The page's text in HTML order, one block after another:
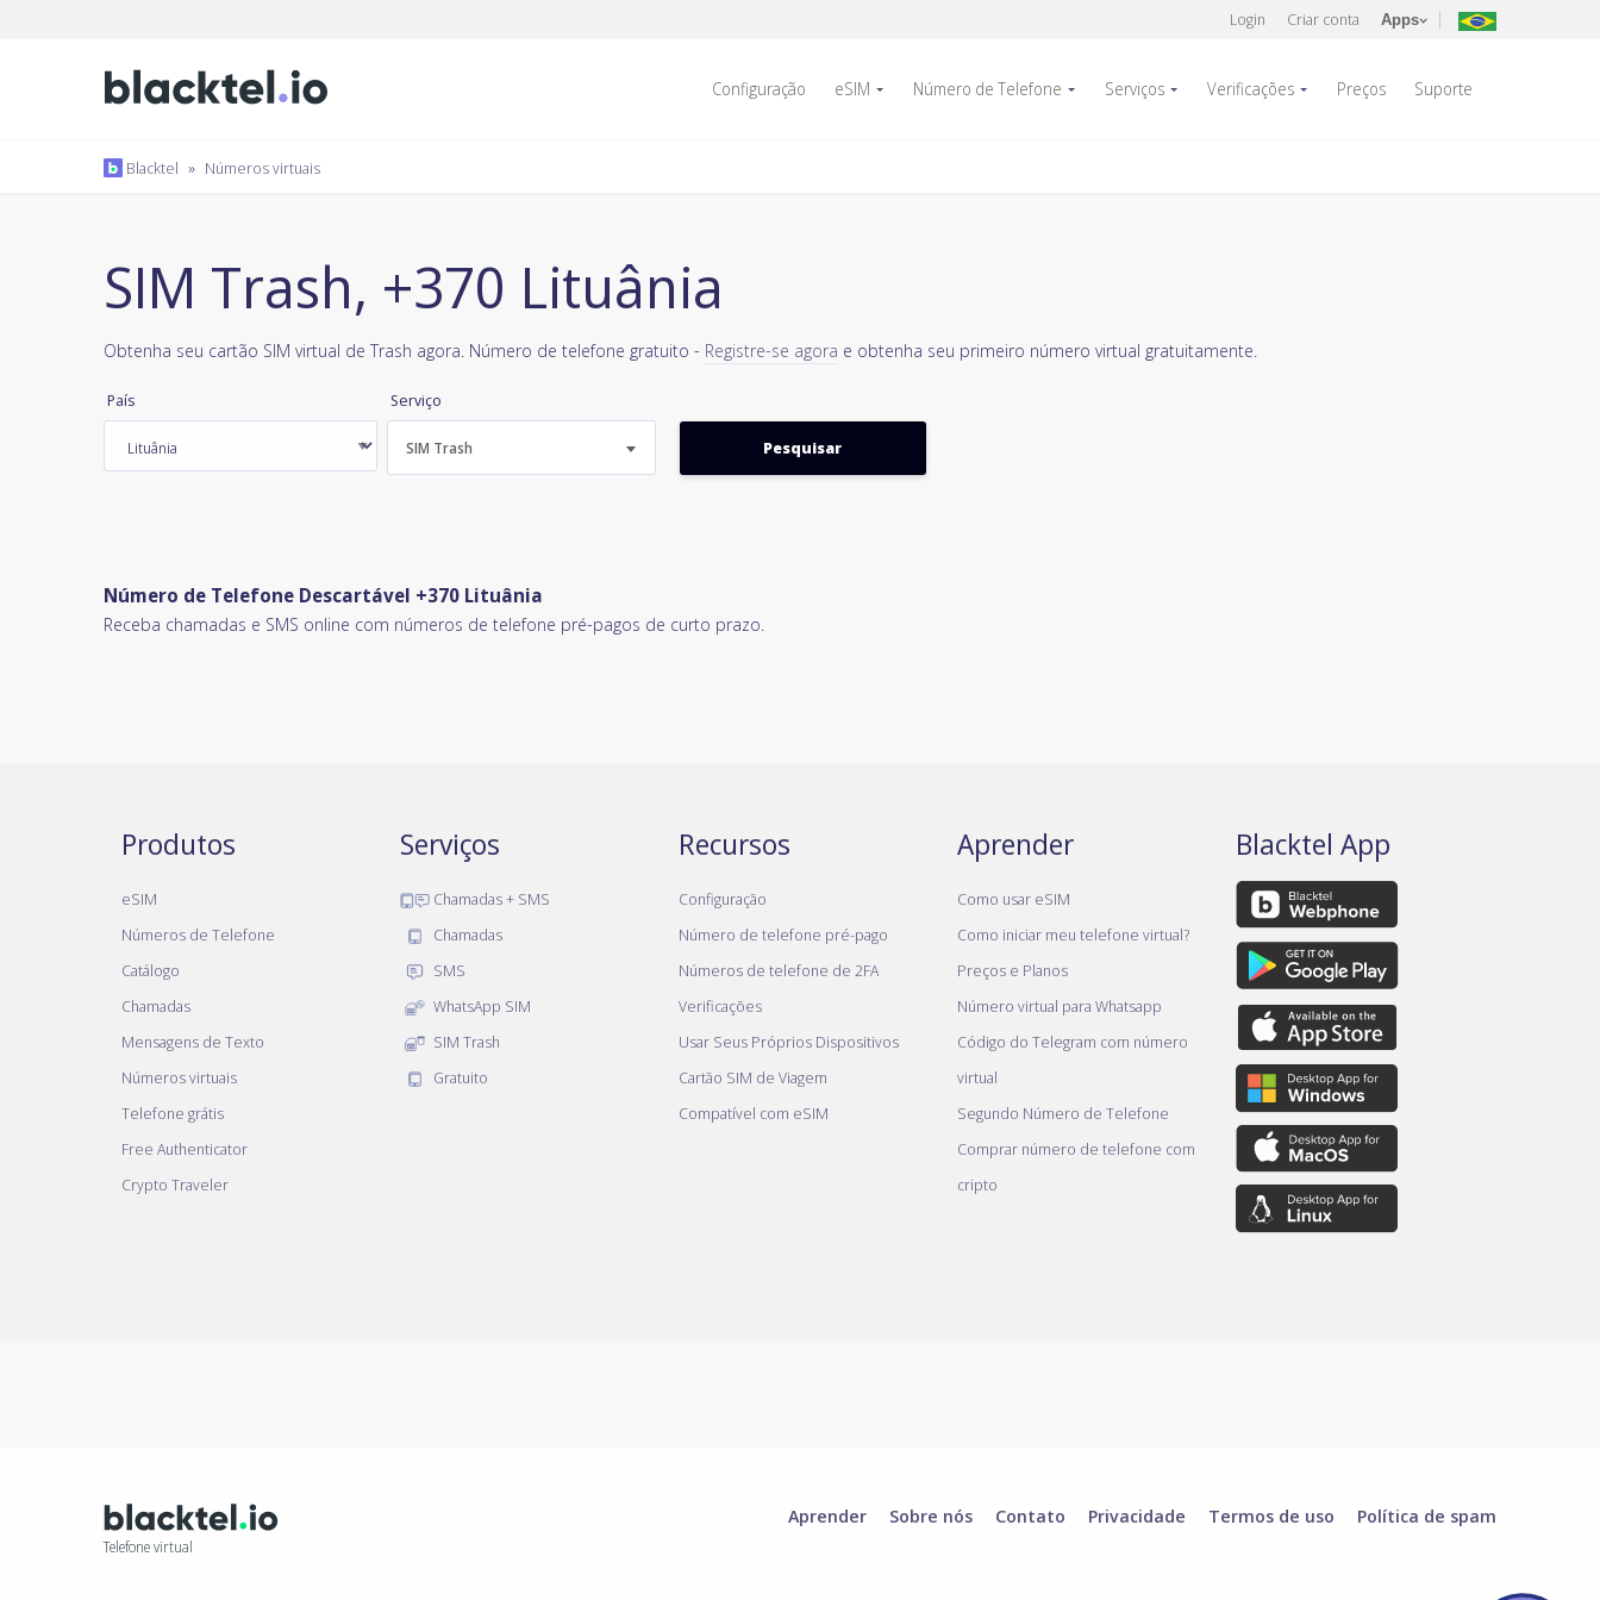
Login Criar conta Apps
Configuração eSIM Número de Telefone Serviços Verificações Preços Suporte
Blacktel » Números virtuais
SIM Trash, +370 Lituânia
Obtenha seu cartão SIM virtual de Trash agora. Número de telefone gratuito - Registre-se agora e obtenha seu primeiro número virtual gratuitamente.
País Serviço
SIM Trash
Número de Telefone Descartável +370 Lituânia
Receba chamadas e SMS online com números de telefone pré-pagos de curto prazo.
Produtos
eSIM
Números de Telefone
Catálogo
Chamadas
Mensagens de Texto
Números virtuais
Telefone grátis
Free Authenticator
Crypto Traveler
Serviços
Chamadas + SMS
Chamadas
SMS
WhatsApp SIM
SIM Trash
Gratuito
Recursos
Configuração
Número de telefone pré-pago
Números de telefone de 2FA
Verificações
Usar Seus Próprios Dispositivos
Cartão SIM de Viagem
Compatível com eSIM
Aprender
Como usar eSIM
Como iniciar meu telefone virtual?
Preços e Planos
Número virtual para Whatsapp
Código do Telegram com número
virtual
Segundo Número de Telefone
Comprar número de telefone com
cripto
Blacktel App
Telefone virtual
Aprender Sobre nós Contato Privacidade Termos de uso Política de spam